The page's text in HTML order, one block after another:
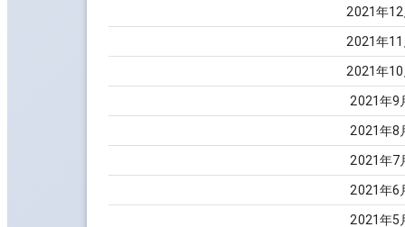
2021年12
2021年11
2021年10
2021年9
2021年8
2021年7
2021年6
2021年5